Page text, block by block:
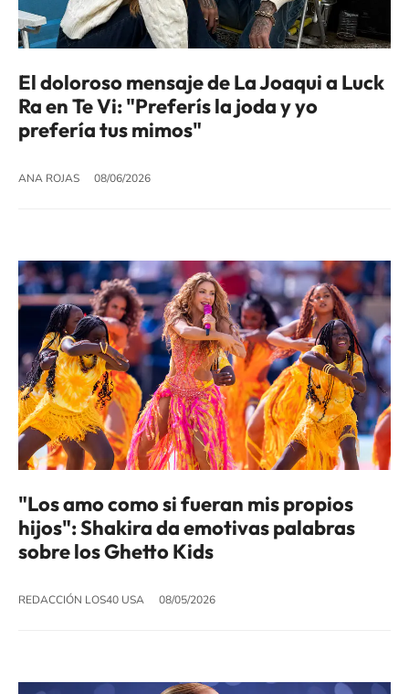
El doloroso mensaje de La Joaqui a Luck
Ra en Te Vi: "Preferís la joda y yo
prefería tus mimos"
ANA ROJAS 08/06/2026
"Los amo como si fueran mis propios
hijos": Shakira da emotivas palabras
sobre los Ghetto Kids
REDACCIÓN LOS40 USA 08/05/2026